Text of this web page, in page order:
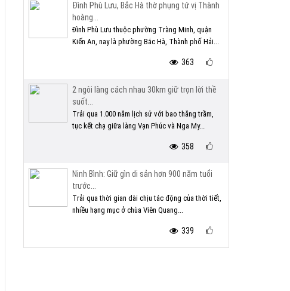
Đình Phù Lưu, Bắc Hà thờ phụng tứ vị Thành
hoàng...
Đình Phù Lưu thuộc phường Tràng Minh, quận
Kiến An, nay là phường Bắc Hà, Thành phố Hải...
363
2 ngôi làng cách nhau 30km giữ trọn lời thề
suốt...
Trải qua 1.000 năm lịch sử với bao thăng trầm,
tục kết chạ giữa làng Vạn Phúc và Nga My...
358
Ninh Bình: Giữ gìn di sản hơn 900 năm tuổi
trước...
Trải qua thời gian dài chịu tác động của thời tiết,
nhiều hạng mục ở chùa Viên Quang...
339